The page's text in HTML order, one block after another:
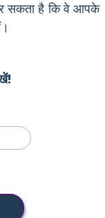
सकता है कि वे आपके